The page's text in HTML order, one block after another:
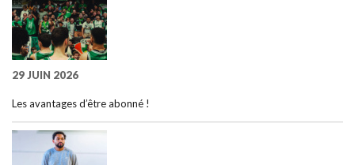
29 JUIN 2026
Les avantages d’être abonné !